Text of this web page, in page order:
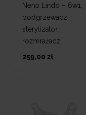
Neno Lindo – 6w1,
podgrzewacz,
sterylizator,
rozmrażacz
259,00 zł